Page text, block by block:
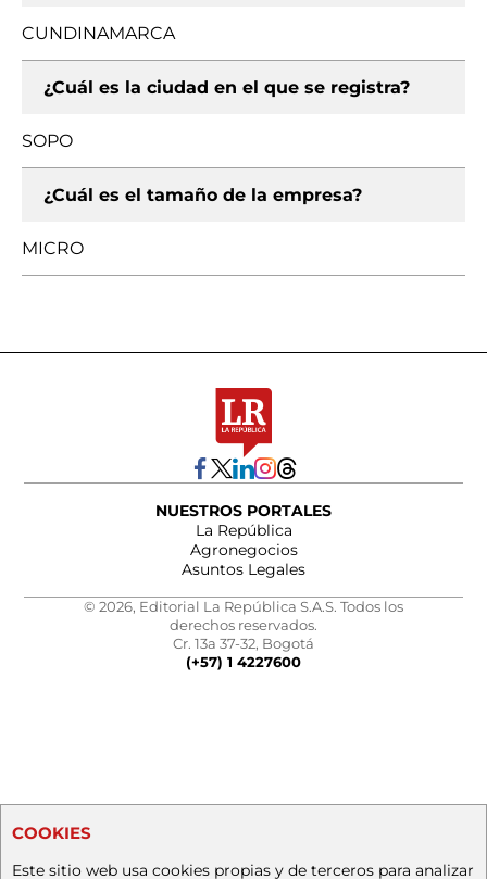
CUNDINAMARCA
¿Cuál es la ciudad en el que se registra?
SOPO
¿Cuál es el tamaño de la empresa?
MICRO
NUESTROS PORTALES
La República
Agronegocios
Asuntos Legales
© 2026, Editorial La República S.A.S. Todos los
derechos reservados.
Cr. 13a 37-32, Bogotá
(+57) 1 4227600
COOKIES
Este sitio web usa cookies propias y de terceros para analizar